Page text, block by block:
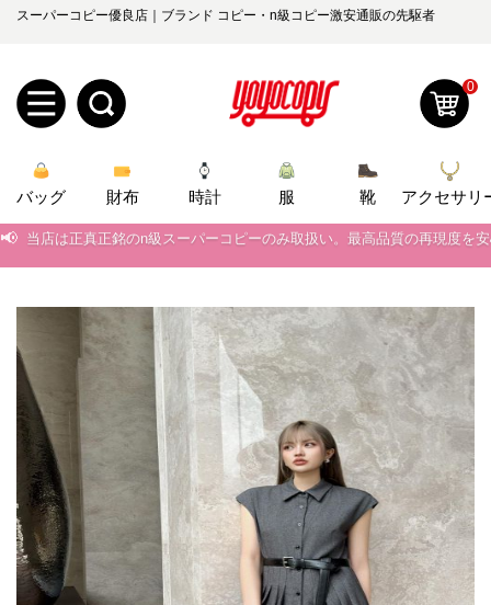
スーパーコピー優良店｜ブランド コピー・n級コピー激安通販の先駆者
規
ユ
ザ
登
録
ロ
グ
ン
オ
ー
ー
管
お
ら
せ
yoyocopys@gmail.com
2026人気特集
バッグ
財布
時計
服
ズボン
衣装セット
靴
住まい用品
アクセサリー
ベルト
スカーフ
アイフォーンケ
ース
小物
0
バッグ 財布 時計 服 靴
アクセサリ
📢 当店は正真正銘のn級スーパーコピーのみ取扱い。最高品質の再現度を
2026春の新作続々更新中！期間中のご注文でお得な割引をご利用いただ
新作入荷！ルイ・ヴィトンスーパーコピー バッグ最新モデルが登場。